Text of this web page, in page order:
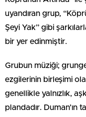
uyandıran grup,
Şeyi Yak” gibi
bir yer edinmiştir.
Grubun müziği;
ezgilerinin birleşimi
genellikle yalnızlık,
plandadır. Duman’ın